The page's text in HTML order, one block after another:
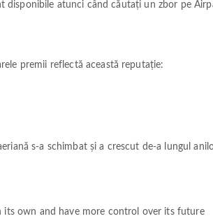
disponibile atunci când căutați un zbor pe
premii reflectă această reputație:
s-a schimbat și a crescut de-a lungul
its own and have more control over its future